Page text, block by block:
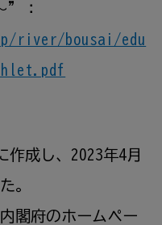
”：
river/bousai/edu
作成 し、2023年4月
。
内閣府のホームペー